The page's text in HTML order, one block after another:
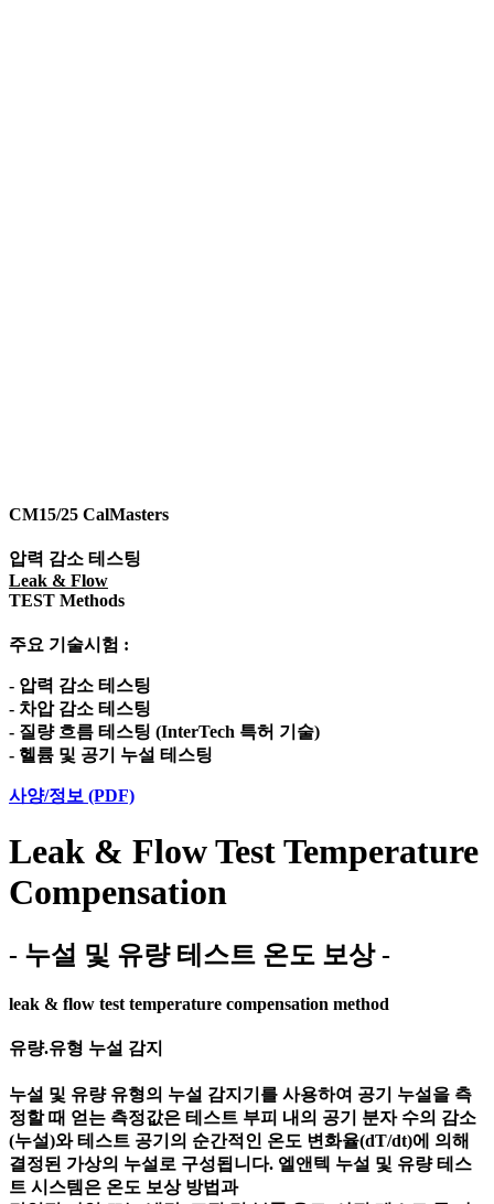
CM15/25 CalMasters​
압력 감소 테스팅
Leak & Flow
TEST Methods
주요 기술시험 :
- 압력 감소 테스팅
- 차압 감소 테스팅
- 질량 흐름 테스팅 (InterTech 특허 기술)
- 헬륨 및 공기 누설 테스팅
사양/정보 (PDF)
Leak & Flow Test Temperature
Compensation
- 누설 및 유량 테스트 온도 보상 -
leak & flow test temperature compensation method
유량.유형 누설 감지
누설 및 유량 유형의 누설 감지기를 사용하여 공기 누설을 측
정할 때 얻는 측정값은 테스트 부피 내의 공기 분자 수의 감소
(누설)와 테스트 공기의 순간적인 온도 변화율(dT/dt)에 의해
결정된 가상의 누설로 구성됩니다. 엘앤텍 누설 및 유량 테스
트 시스템은 온도 보상 방법과